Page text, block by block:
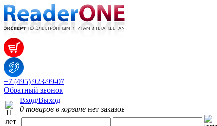
+7 (495) 923-99-07
Обратный звонок
Вход/Выход
0 товаров в корзине нет заказов